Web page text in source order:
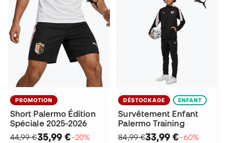
PROMOTION
Short Palermo Édition
Spéciale 2025-2026
44,99 €35,99 €−20%
DÉSTOCKAGE ENFANT
Survêtement Enfant
Palermo Training
84,99 €33,99 €−60%